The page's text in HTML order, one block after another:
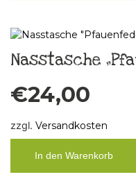
Nasstasche
€24,00
zzgl. Versandkosten
In den Warenkorb